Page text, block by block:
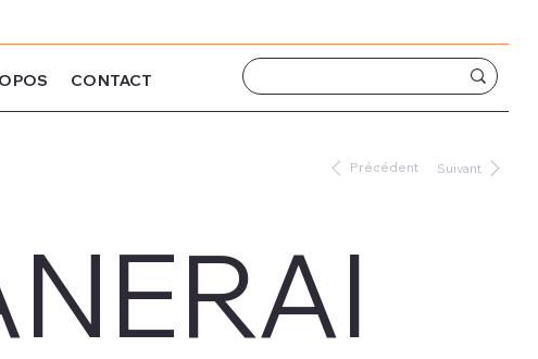
CONTACT
Précédent Suivant